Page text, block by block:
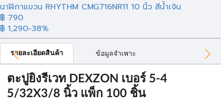
นาฬิกาแขวน RHYTHM CMG716NR11 10 นิ้ว สีน้ำเงิน
฿ 790
฿ 1,290-38%
รายละเอียดสินค้า ข้อมูลจำเพาะ
ตะปูยิงรีเวท DEXZON เบอร์ 5-4
5/32X3/8 นิ้ว แพ็ก 100 ชิ้น